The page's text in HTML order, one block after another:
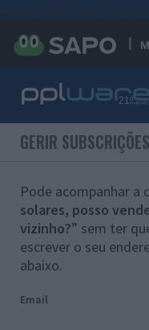
GERIR SUBSCRIÇÕES
Pode acompanhar a
solares, posso
vizinho?” sem ter
escrever o seu
abaixo.
Email